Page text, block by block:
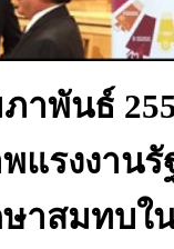
ภาพันธ์
แรงงาน
าสมทบใ